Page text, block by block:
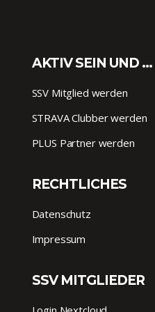
AKTIV SEIN UND …
SSV Mitglied werden
STRAVA Clubber werden
PLUS Partner werden
RECHTLICHES
Datenschutz
Impressum
SSV MITGLIEDER